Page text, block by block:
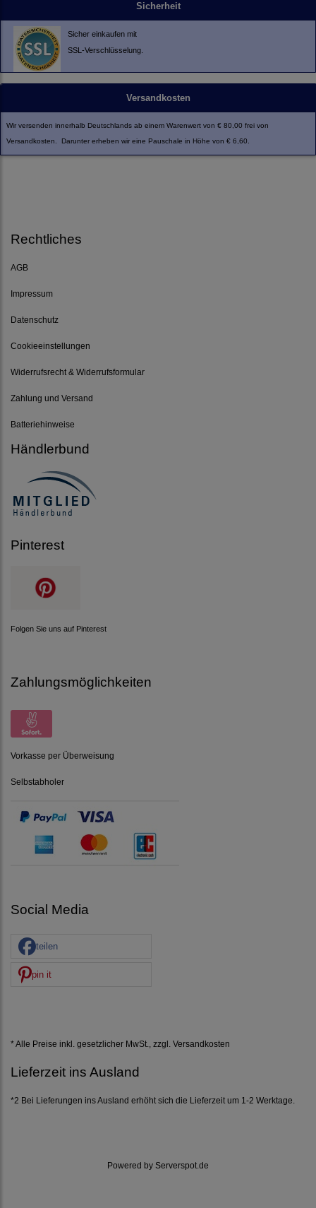
Sicherheit
Sicher einkaufen mit
SSL-Verschlüsselung.
Versandkosten
Wir versenden innerhalb Deutschlands ab einem Warenwert von € 80,00 frei von
Versandkosten. Darunter erheben wir eine Pauschale in Höhe von € 6,60.
Rechtliches
AGB
Impressum
Datenschutz
Cookieeinstellungen
Widerrufsrecht & Widerrufsformular
Zahlung und Versand
Batteriehinweise
Händlerbund
Pinterest
Folgen Sie uns auf Pinterest
Zahlungsmöglichkeiten
Vorkasse per Überweisung
Selbstabholer
Social Media
teilen
pin it
* Alle Preise inkl. gesetzlicher MwSt., zzgl. Versandkosten
Lieferzeit ins Ausland
*2 Bei Lieferungen ins Ausland erhöht sich die Lieferzeit um 1-2 Werktage.
Powered by Serverspot.de